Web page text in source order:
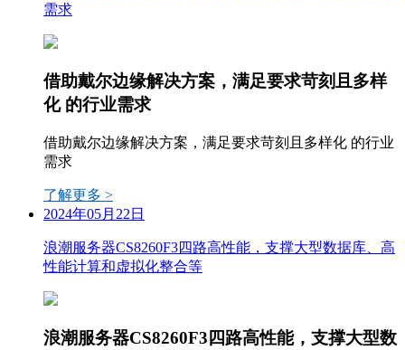
需求
借助戴尔边缘解决方案，满足要求苛刻且多样
化 的行业需求
借助戴尔边缘解决方案，满足要求苛刻且多样化 的行业
需求
了解更多 >
2024年05月22日
浪潮服务器CS8260F3四路高性能，支撑大型数据库、高
性能计算和虚拟化整合等
浪潮服务器CS8260F3四路高性能，支撑大型数